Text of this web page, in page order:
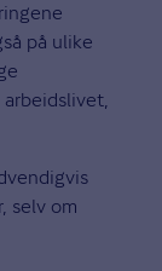
på ulike
arbeidslivet,
selv om